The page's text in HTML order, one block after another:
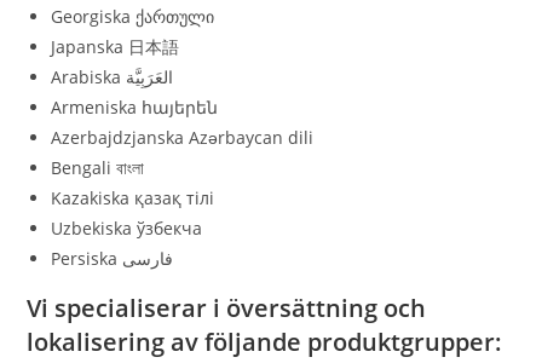
Georgiska ქართული
Japanska 日本語
Arabiska العَرَبِيَّة
Armeniska հայերեն
Azerbajdzjanska Azərbaycan dili
Bengali বাংলা
Kazakiska қазақ тілі
Uzbekiska ўзбекча
Persiska فارسی
Vi specialiserar i översättning och
lokalisering av följande produktgrupper: